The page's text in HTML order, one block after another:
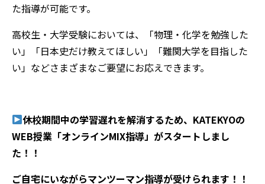
た指導が可能です。
高校生・大学受験においては、「物理・化学を勉強した
い」「日本史だけ教えてほしい」「難関大学を目指した
い」などさまざまなご要望にお応えできます。
休校期間中の学習遅れを解消するため、KATEKYOの
WEB授業「オンラインMIX指導」がスタートしまし
た！！
ご自宅にいながらマンツーマン指導が受けられます！！